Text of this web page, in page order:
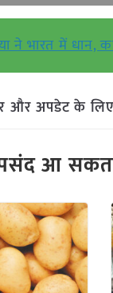
ने भारत में
और अपडेट के
आ